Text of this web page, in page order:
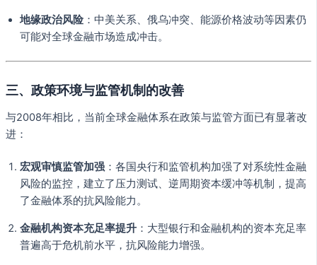
地缘政治风险 ：中美关系、俄乌冲突、能源价格波动等因素仍
可能对全球金融市场造成冲击。
三、政策环境与监管机制的改善
与2008年相比，当前全球金融体系在政策与监管方面已有显著改
进：
宏观审慎监管加强 ：各国央行和监管机构加强了对系统性金融
风险的监控，建立了压力测试、逆周期资本缓冲等机制，提高
了金融体系的抗风险能力。
金融机构资本充足率提升 ：大型银行和金融机构的资本充足率
普遍高于危机前水平，抗风险能力增强。